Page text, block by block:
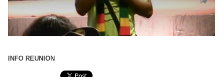
INFO REUNION